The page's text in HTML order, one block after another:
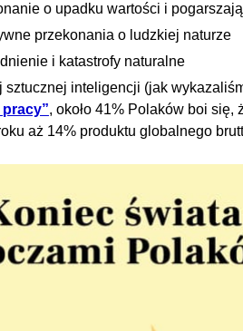
o upadku wartości i
przekonania o ludzkiej naturze
i katastrofy naturalne
sztucznej inteligencji (jak
, około 41% Polaków boi się,
aż 14% produktu globalnego